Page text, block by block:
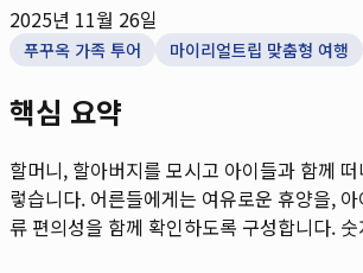
2025년 11월 26일
푸꾸옥 가족 투어 마이리얼트립 맞춤형 여행
핵심 요약
할머니, 할아버지를 모시고 아이들과 함께
렇습니다. 어른들에게는 여유로운 휴양을,
류 편의성을 함께 확인하도록 구성합니다.